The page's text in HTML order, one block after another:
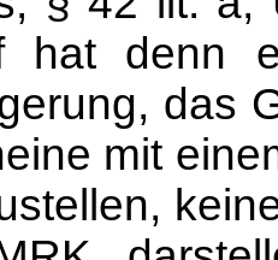
hat denn
das
mit